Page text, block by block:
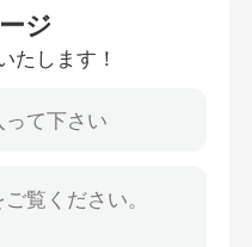
め金
ジ
たします！